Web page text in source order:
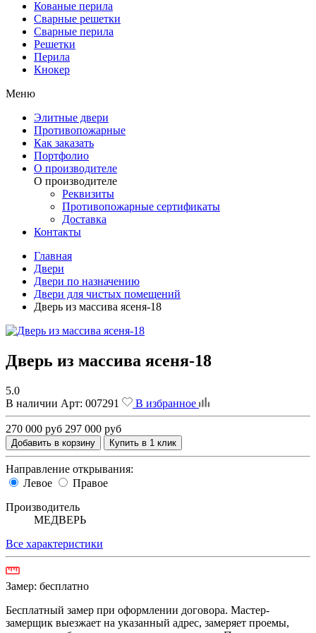
Кованые перила
Сварные решетки
Сварные перила
Решетки
Перила
Кнокер
Меню
Элитные двери
Противопожарные
Как заказать
Портфолио
О производителе
О производителе
Реквизиты
Противопожарные сертификаты
Доставка
Контакты
Главная
Двери
Двери по назначению
Двери для чистых помещений
Дверь из массива ясеня-18
Дверь из массива ясеня-18
5.0
В наличии Арт: 007291 В избранное
270 000 руб 297 000 руб
Добавить в корзину Купить в 1 клик
Направление открывания:
Левое
Правое
Производитель
МЕДВЕРЬ
Все характеристики
Замер: бесплатно
Бесплатный замер при оформлении договора. Мастер-
замерщик выезжает на указанный адрес, замеряет проемы,